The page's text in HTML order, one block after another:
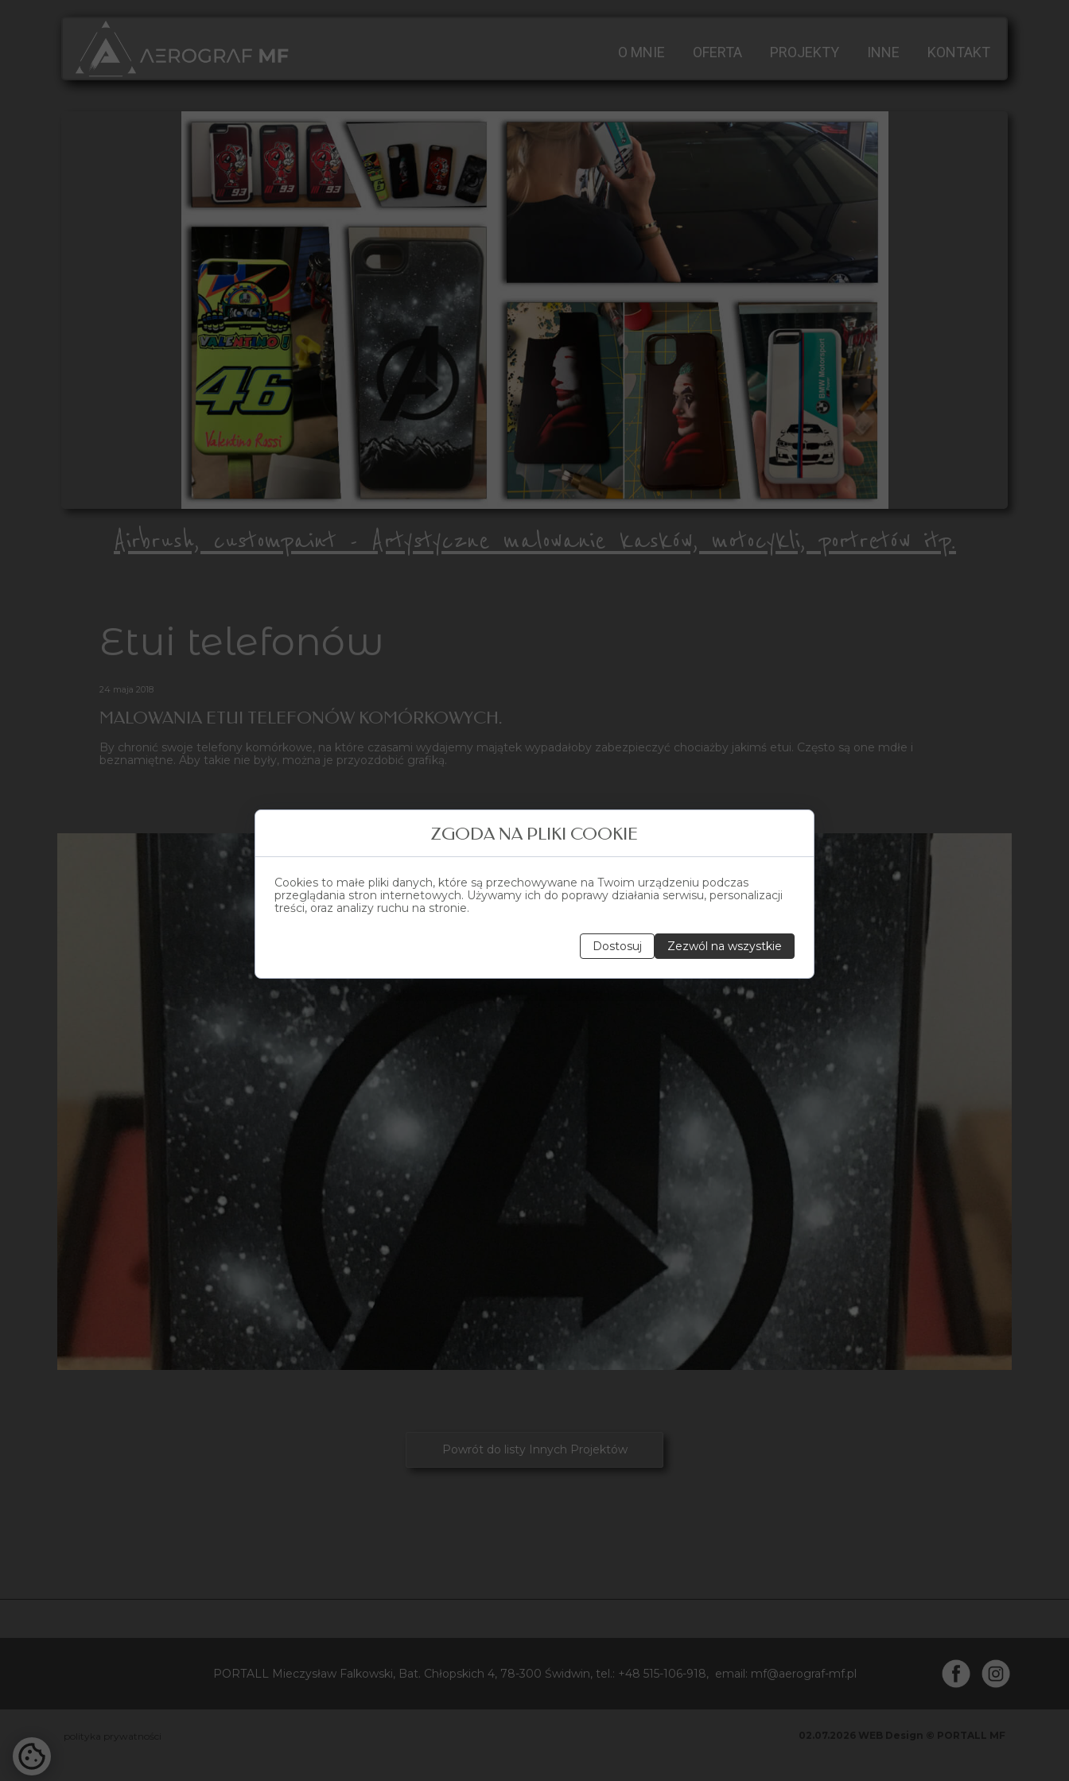
Powrót do listy Innych Projektów
Airbrush, custompaint - Artystyczne malowanie kasków, motocykli, portretów itp.
O MNIE OFERTA PROJEKTY INNE KONTAKT
Etui telefonów
24 maja 2018
MALOWANIA ETUI TELEFONÓW KOMÓRKOWYCH.
By chronić swoje telefony komórkowe, na które czasami wydajemy majątek wypadałoby zabezpieczyć chociażby jakimś etui. Często są one mdłe i
beznamiętne. Aby takie nie były, można je przyozdobić grafiką.
PORTALL Mieczysław Falkowski, Bat. Chłopskich 4, 78-300 Świdwin, tel.: +48 515-106-918, email: mf@aerograf-mf.pl
ZGODA NA PLIKI COOKIE
Cookies to małe pliki danych, które są przechowywane na Twoim urządzeniu podczas
przeglądania stron internetowych. Używamy ich do poprawy działania serwisu, personalizacji
treści, oraz analizy ruchu na stronie.
Dostosuj Zezwól na wszystkie